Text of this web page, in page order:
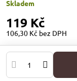
Skladem
119 Kč
106,30 Kč bez DPH